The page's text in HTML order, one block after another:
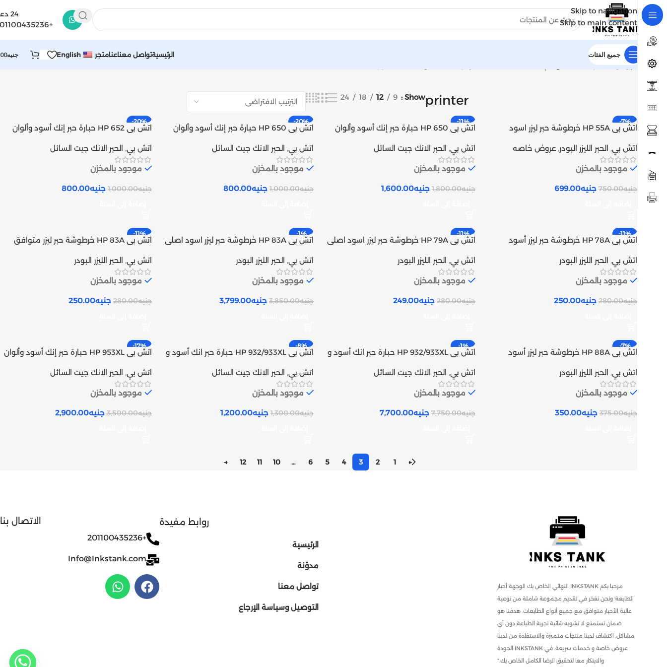
Skip to navigation
Skip to main content
24 دعم
+201100435236
جميع الفئات الرئيسيةتواصل معناعنامتجر English جنيه
الرئيسية منتجات تحت الوسم “printer”
printer
Show
9
12
18
24
-7%
اتش بى HP 55A خرطوشة حبر ليزر اسود
اتش بي, الحبر الليزر البودر, عروض خاصه
موجود بالمخزن
جنيه750.00 جنيه699.00
-11%
اتش بى HP 650 حبارة حبر إنك أسود وألوان
اتش بي, الحبر الانك جيت السائل
موجود بالمخزن
جنيه1,800.00 جنيه1,600.00
-20%
اتش بى HP 650 حبارة حبر إنك أسود وألوان
اتش بي, الحبر الانك جيت السائل
موجود بالمخزن
جنيه1,000.00 جنيه800.00
-20%
اتش بى HP 652 حبارة حبر إنك أسود وألوان
اتش بي, الحبر الانك جيت السائل
موجود بالمخزن
جنيه1,000.00 جنيه800.00
-11%
اتش بى HP 78A خرطوشة حبر ليزر أسود
اتش بي, الحبر الليزر البودر
موجود بالمخزن
جنيه280.00 جنيه250.00
-11%
اتش بى HP 79A خرطوشة حبر ليزر اسود اصلى
اتش بي, الحبر الليزر البودر
موجود بالمخزن
جنيه280.00 جنيه249.00
-1%
اتش بى HP 83A خرطوشة حبر ليزر اسود اصلى
اتش بي, الحبر الليزر البودر
موجود بالمخزن
جنيه3,850.00 جنيه3,799.00
-11%
اتش بى HP 83A خرطوشة حبر ليزر متوافق
اتش بي, الحبر الليزر البودر
موجود بالمخزن
جنيه280.00 جنيه250.00
-7%
اتش بى HP 88A خرطوشة حبر ليزر أسود
اتش بي, الحبر الليزر البودر
موجود بالمخزن
جنيه375.00 جنيه350.00
-1%
اتش بى HP 932/933XL حبارة حبر انك أسود و
اتش بي, الحبر الانك جيت السائل
موجود بالمخزن
جنيه7,750.00 جنيه7,700.00
-8%
اتش بى HP 932/933XL حبارة حبر انك أسود و
اتش بي, الحبر الانك جيت السائل
موجود بالمخزن
جنيه1,300.00 جنيه1,200.00
-17%
اتش بى HP 953XL حبارة حبر إنك أسود وألوان
اتش بي, الحبر الانك جيت السائل
موجود بالمخزن
جنيه3,500.00 جنيه2,900.00
←
1
2
3
4
5
6
…
10
11
12
→
مرحبا بكم INKSTANK النهائي الخاص بك الوجهة أحبار
الطابعة! ونحن نفخر في تقديم مجموعة شاملة من نوعية
عالية الأحبار متوافق مع جميع أنواع الطابعات. هدفنا هو
ضمان تستمتع لا تشوبه شائبة تجربة الطباعة دون أي
مشاكل. اكتشاف لدينا منتجات متميزة والاستفادة من لدينا
عروض خاصة و خدمات سريعة. في INKSTANK الجودة
والابتكار معا لتحقيق الرضا الكامل الخاص بك."
روابط مفيدة
الرئيسية
مدوّنة
تواصل معنا
التوصيل وسياسة الإرجاع
الاتصال بنا
+201100435236
Info@Inkstank.com